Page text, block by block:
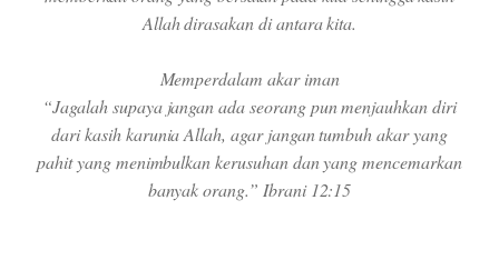
Allah dirasakan di antara kita.
Memperdalam akar iman
“Jagalah supaya jangan ada seorang pun menjauhkan diri
dari kasih karunia Allah, agar jangan tumbuh akar yang
pahit yang menimbulkan kerusuhan dan yang mencemarkan
banyak orang.” Ibrani 12:15